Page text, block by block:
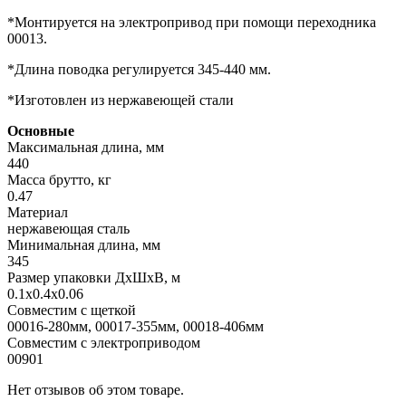
*Монтируется на электропривод при помощи переходника
00013.
*Длина поводка регулируется 345-440 мм.
*Изготовлен из нержавеющей стали
Основные
Максимальная длина, мм
440
Масса брутто, кг
0.47
Материал
нержавеющая сталь
Минимальная длина, мм
345
Размер упаковки ДхШхВ, м
0.1x0.4x0.06
Совместим с щеткой
00016-280мм, 00017-355мм, 00018-406мм
Совместим с электроприводом
00901
Нет отзывов об этом товаре.